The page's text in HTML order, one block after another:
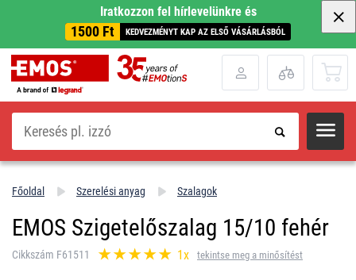
Iratkozzon fel hírlevelünkre és
1500 Ft KEDVEZMÉNYT KAP AZ ELSŐ VÁSÁRLÁSBÓL
Keresés
Főoldal Szerelési anyag Szalagok
EMOS Szigetelőszalag 15/10 fehér
Cikkszám F61511 1x tekintse meg a minősítést